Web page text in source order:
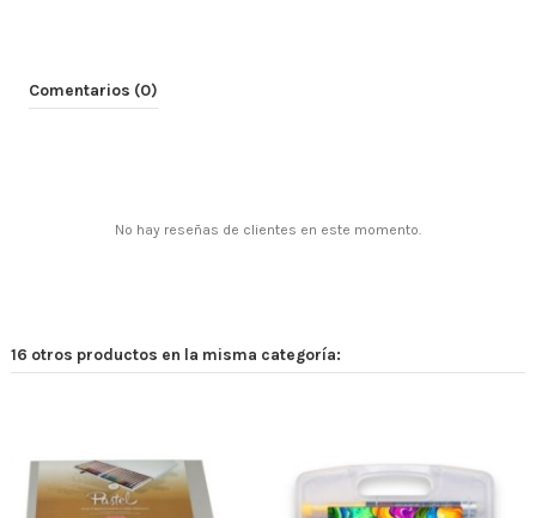
Comentarios (0)
No hay reseñas de clientes en este momento.
16 otros productos en la misma categoría: